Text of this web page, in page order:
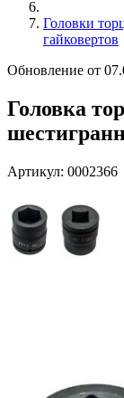
Головки
гайковертов
Обновление от
Головка
Артикул: 0002366